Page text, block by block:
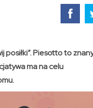
posiłki”. Piesotto to
ma na celu